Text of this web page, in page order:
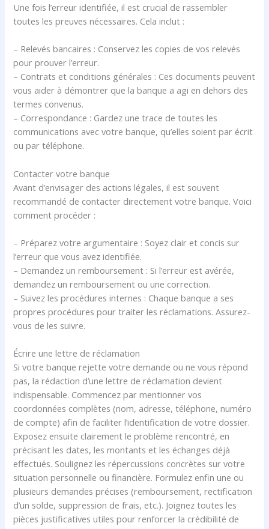
Une fois l’erreur identifiée, il est crucial de rassembler
toutes les preuves nécessaires. Cela inclut :
– Relevés bancaires : Conservez les copies de vos relevés
pour prouver l’erreur.
– Contrats et conditions générales : Ces documents peuvent
vous aider à démontrer que la banque a agi en dehors des
termes convenus.
– Correspondance : Gardez une trace de toutes les
communications avec votre banque, qu’elles soient par écrit
ou par téléphone.
Contacter votre banque
Avant d’envisager des actions légales, il est souvent
recommandé de contacter directement votre banque. Voici
comment procéder :
– Préparez votre argumentaire : Soyez clair et concis sur
l’erreur que vous avez identifiée.
– Demandez un remboursement : Si l’erreur est avérée,
demandez un remboursement ou une correction.
– Suivez les procédures internes : Chaque banque a ses
propres procédures pour traiter les réclamations. Assurez-
vous de les suivre.
Écrire une lettre de réclamation
Si votre banque rejette votre demande ou ne vous répond
pas, la rédaction d’une lettre de réclamation devient
indispensable. Commencez par mentionner vos
coordonnées complètes (nom, adresse, téléphone, numéro
de compte) afin de faciliter l’identification de votre dossier.
Exposez ensuite clairement le problème rencontré, en
précisant les dates, les montants et les échanges déjà
effectués. Soulignez les répercussions concrètes sur votre
situation personnelle ou financière. Formulez enfin une ou
plusieurs demandes précises (remboursement, rectification
d’un solde, suppression de frais, etc.). Joignez toutes les
pièces justificatives utiles pour renforcer la crédibilité de